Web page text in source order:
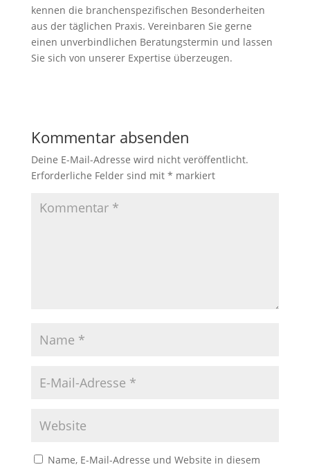
kennen die branchenspezifischen Besonderheiten
aus der täglichen Praxis. Vereinbaren Sie gerne
einen unverbindlichen Beratungstermin und lassen
Sie sich von unserer Expertise überzeugen.
Kommentar absenden
Deine E-Mail-Adresse wird nicht veröffentlicht.
Erforderliche Felder sind mit * markiert
Name, E-Mail-Adresse und Website in diesem